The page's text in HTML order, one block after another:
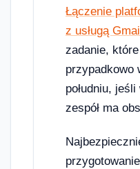
Łączenie
z usługą
zadanie,
przypadkowo
południu,
zespół ma